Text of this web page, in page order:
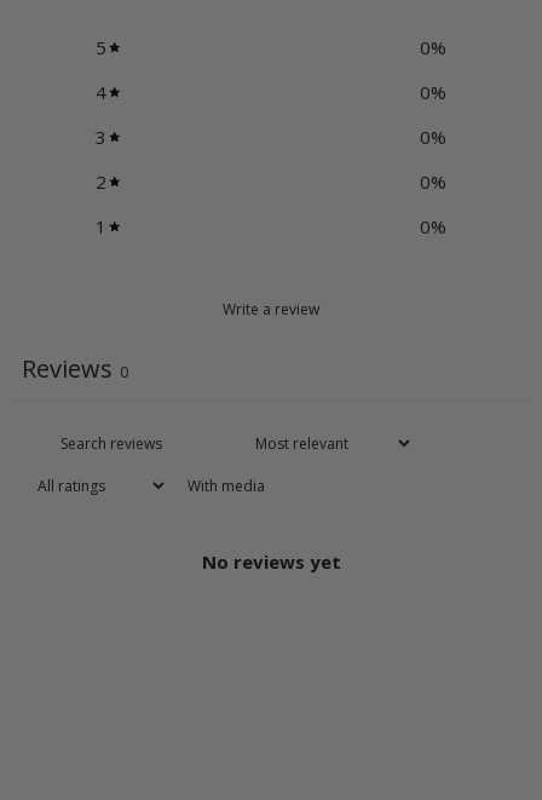
5 0%
4
0%
3
0%
2
0%
1
0%
Write a review
Reviews 0
With media
No reviews yet